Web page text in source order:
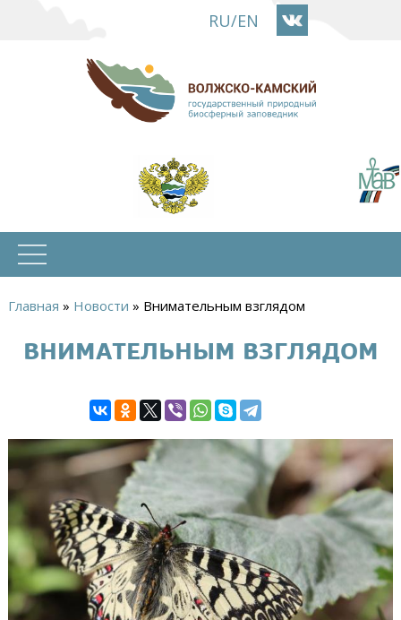
основному
содержанию
RU/EN
здесь
Главная » Новости » Внимательным взглядом
ВНИМАТЕЛЬНЫМ ВЗГЛЯДОМ